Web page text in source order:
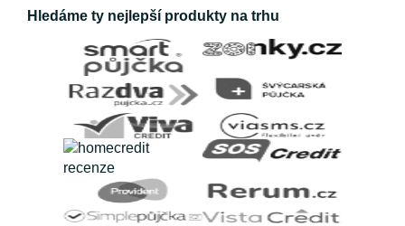
Hledáme ty nejlepší produkty na trhu